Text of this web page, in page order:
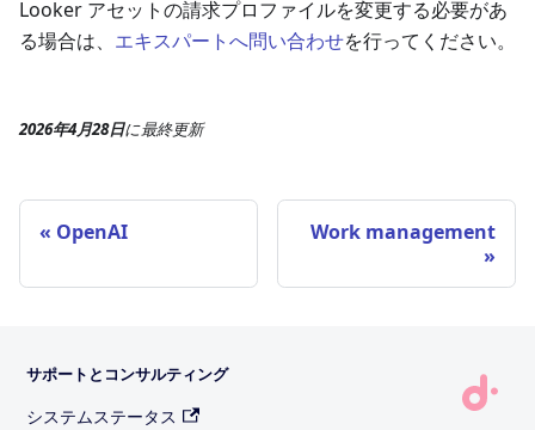
Looker アセットの請求プロファイルを変更する必要があ
る場合は、 エキスパートへ問い合わせを行ってください。
2026年4月28日に最終更新
OpenAI Work management
サポートとコンサルティング
システムステータス